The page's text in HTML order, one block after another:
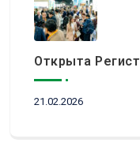
Открыта Регистрация Посетителей На KITF 2026 — Ключевое Событие Туристической Отрасли Центральной Азии
21.02.2026